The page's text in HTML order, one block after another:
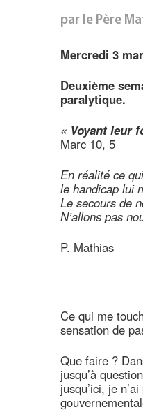
par le Père
Mercredi 3
Deuxième
paralytique.
« Voyant leur
Marc 10, 5
En réalité ce
le handicap lui
Le secours de
N’allons pas
P. Mathias
Ce qui me
sensation de
Que faire ?
jusqu’à
jusqu’ici, je